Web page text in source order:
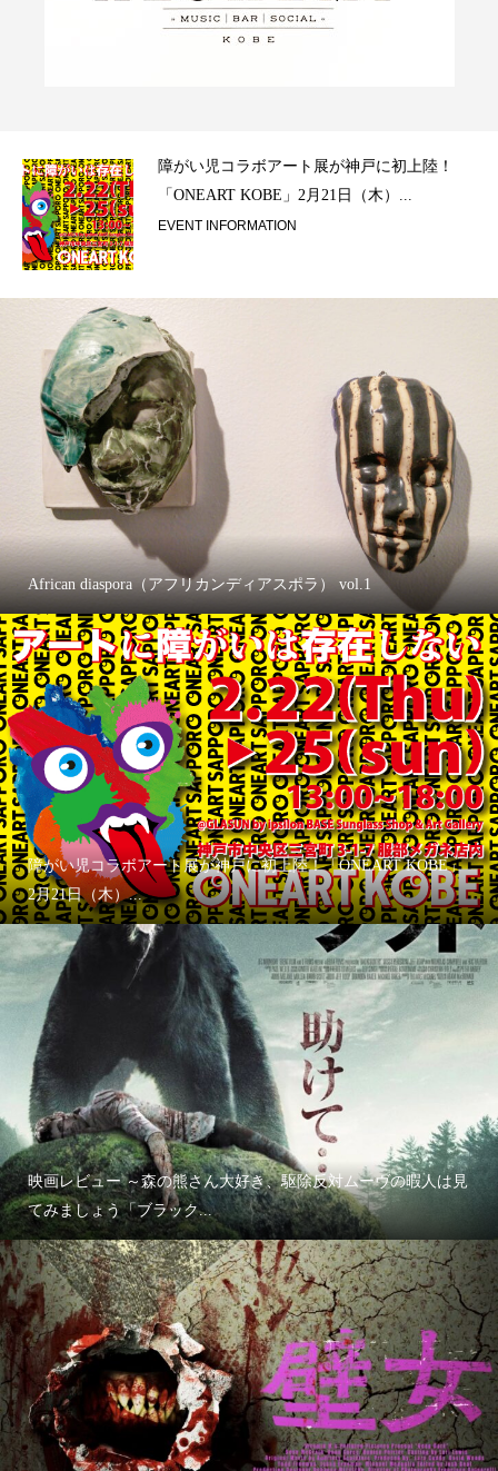
障がい児コラボアート展が神戸に初上陸！
「ONEART KOBE」2月21日（木）...
EVENT INFORMATION
African diaspora（アフリカンディアスポラ） vol.1
障がい児コラボアート展が神戸に初上陸！「ONEART KOBE」
2月21日（木）...
映画レビュー ～森の熊さん大好き、駆除反対ムーヴの暇人は見
てみましょう「ブラック...